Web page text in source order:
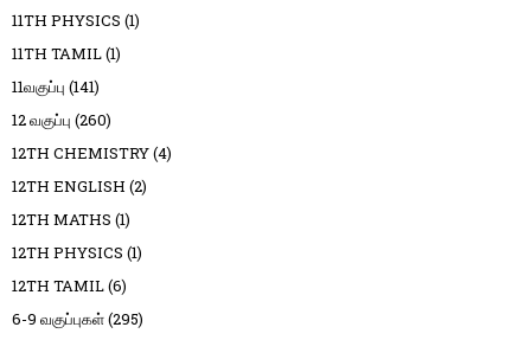
11TH PHYSICS (1)
11TH TAMIL(1)
11வகுப்பு (141)
12 வகுப்பு (260)
12TH CHEMISTRY(4)
12TH ENGLISH (2)
12TH MATHS (1)
12TH PHYSICS (1)
12TH TAMIL(6)
6-9 வகுப்புகள்(295)